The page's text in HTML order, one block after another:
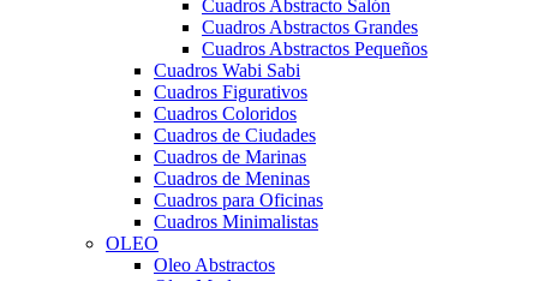
Cuadros Abstracto Salón
Cuadros Abstractos Grandes
Cuadros Abstractos Pequeños
Cuadros Wabi Sabi
Cuadros Figurativos
Cuadros Coloridos
Cuadros de Ciudades
Cuadros de Marinas
Cuadros de Meninas
Cuadros para Oficinas
Cuadros Minimalistas
OLEO
Oleo Abstractos